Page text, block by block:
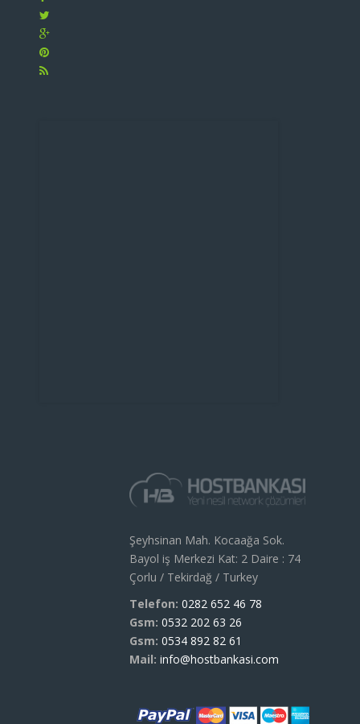
Şeyhsinan Mah. Kocaağa Sok.
Bayol iş Merkezi Kat: 2 Daire : 74
Çorlu / Tekirdağ / Turkey
Telefon: 0282 652 46 78
Gsm: 0532 202 63 26
Gsm: 0534 892 82 61
Mail: info@hostbankasi.com